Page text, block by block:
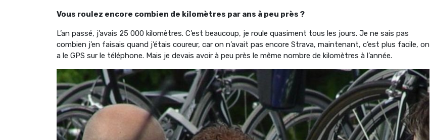
Vous roulez encore combien de kilomètres par ans à peu près ?
L’an passé, j’avais 25 000 kilomètres. C’est beaucoup, je roule quasiment tous les jours. Je ne sais pas
combien j’en faisais quand j’étais coureur, car on n’avait pas encore Strava, maintenant, c’est plus facile, on
a le GPS sur le téléphone. Mais je devais avoir à peu près le même nombre de kilomètres à l’année.